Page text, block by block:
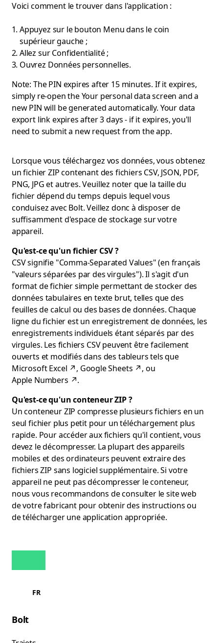
Voici comment le trouver dans l'application :
Appuyez sur le bouton Menu dans le coin
supérieur gauche ;
Allez sur Confidentialité ;
Ouvrez Données personnelles.
Note: The PIN expires after 15 minutes. If it expires,
simply re-open the Your personal data screen and a
new PIN will be generated automatically. Your data
export link expires after 3 days - if it expires, you'll
need to submit a new request from the app.
Lorsque vous téléchargez vos données, vous obtenez
un fichier ZIP contenant des fichiers CSV, JSON, PDF,
PNG, JPG et autres. Veuillez noter que la taille du
fichier dépend du temps depuis lequel vous
conduisez avec Bolt. Veillez donc à disposer de
suffisamment d'espace de stockage sur votre
appareil.
Qu'est-ce qu'un fichier CSV ?
CSV signifie "Comma-Separated Values" (en français
"valeurs séparées par des virgules"). Il s'agit d'un
format de fichier simple permettant de stocker des
données tabulaires en texte brut, telles que des
feuilles de calcul ou des bases de données. Chaque
ligne du fichier est un enregistrement de données, les
enregistrements individuels étant séparés par des
virgules. Les fichiers CSV peuvent être facilement
ouverts et modifiés dans des tableurs tels que
Microsoft Excel ↗, Google Sheets ↗, ou
Apple Numbers ↗.
Qu'est-ce qu'un conteneur ZIP ?
Un conteneur ZIP compresse plusieurs fichiers en un
seul fichier plus petit pour un téléchargement plus
rapide. Pour accéder aux fichiers qu'il contient, vous
devez le décompresser. La plupart des appareils
mobiles et des ordinateurs peuvent extraire des
fichiers ZIP sans logiciel supplémentaire. Si votre
appareil ne peut pas décompresser le conteneur,
nous vous recommandons de consulter le site web
de votre fabricant pour obtenir des instructions ou
de télécharger une application appropriée.
FR
Bolt